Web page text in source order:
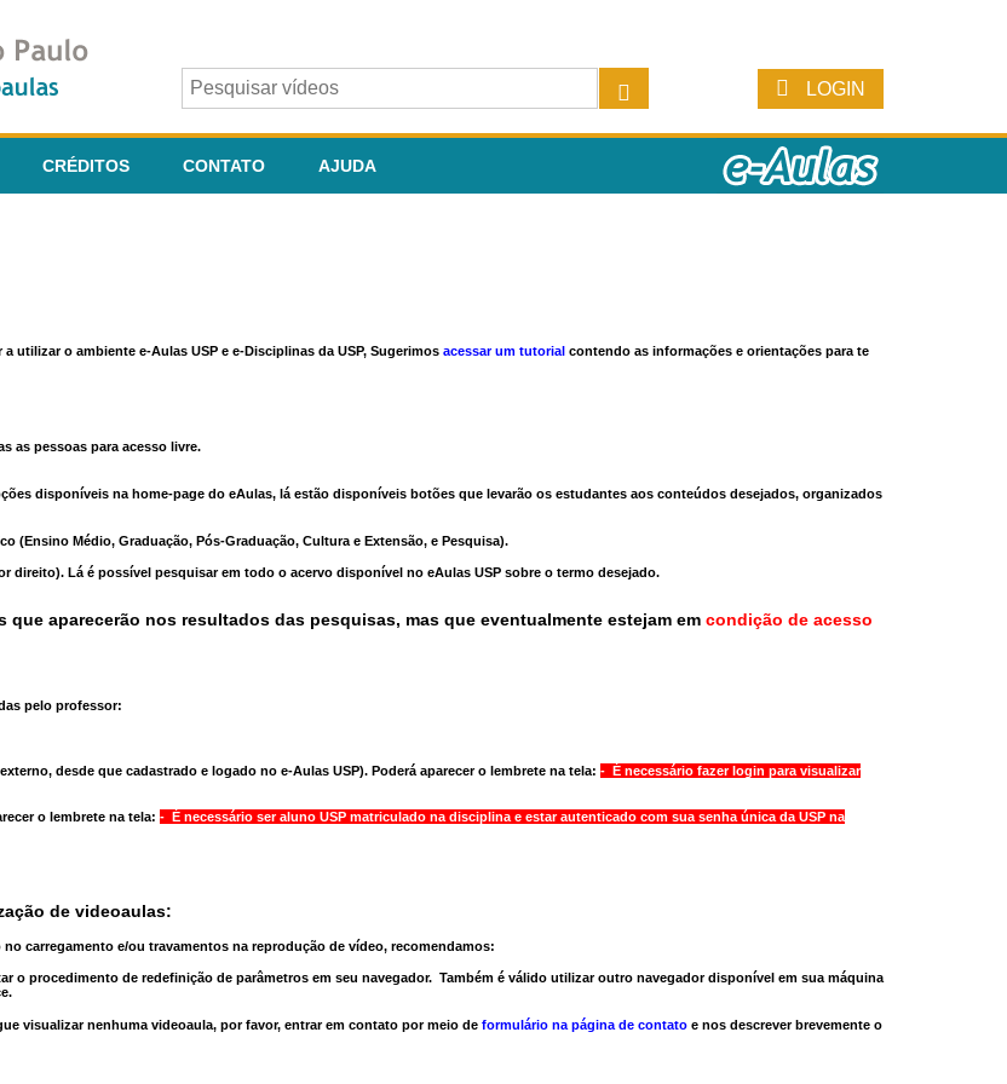
LOGIN
CRÉDITOS CONTATO AJUDA
utilizar o ambiente e-Aulas USP e e-Disciplinas da USP, Sugerimos acessar um tutorial contendo as informações e orientações para te
as pessoas para acesso livre.
disponíveis na home-page do eAulas, lá estão disponíveis botões que levarão os estudantes aos conteúdos desejados, organizados
(Ensino Médio, Graduação, Pós-Graduação, Cultura e Extensão, e Pesquisa).
direito). Lá é possível pesquisar em todo o acervo disponível no eAulas USP sobre o termo desejado.
que aparecerão nos resultados das pesquisas, mas que eventualmente estejam em condição de acesso
pelo professor:
desde que cadastrado e logado no e-Aulas USP). Poderá aparecer o lembrete na tela: - É necessário fazer login para visualizar
o lembrete na tela: - É necessário ser aluno USP matriculado na disciplina e estar autenticado com sua senha única da USP na
de videoaulas:
carregamento e/ou travamentos na reprodução de vídeo, recomendamos:
o procedimento de redefinição de parâmetros em seu navegador. Também é válido utilizar outro navegadordisponível em sua máquina
visualizar nenhuma videoaula, por favor, entrar em contato por meio de formulário na página de contato e nos descrever brevemente o